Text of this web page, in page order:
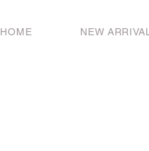
HOME NEW ARRIVAL